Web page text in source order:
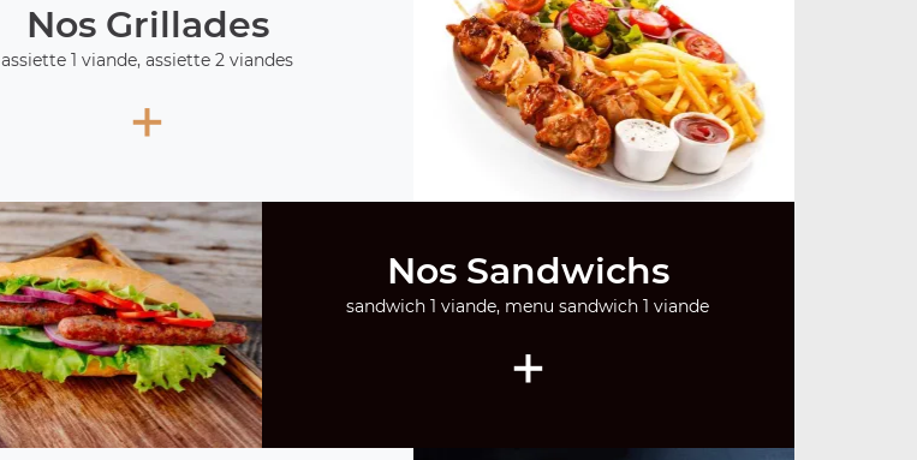
Nos Grillades
assiette 1 viande, assiette 2 viandes
+
Nos Sandwichs
sandwich 1 viande, menu sandwich 1 viande
+